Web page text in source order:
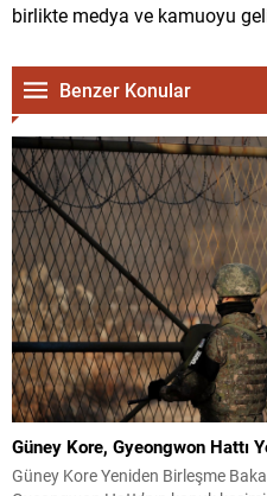
birlikte medya ve kamuoyu
Benzer Konular
Güney Kore, Gyeongwon Hattı
Güney Kore Yeniden Birleşme